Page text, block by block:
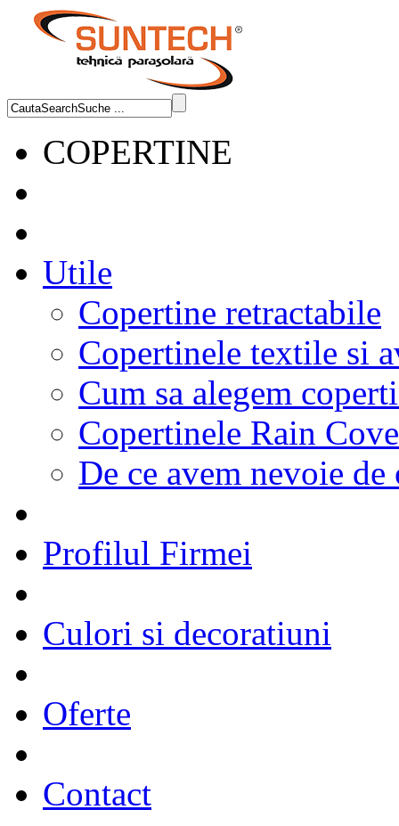
COPERTINE
Utile
Copertine retractabile
Copertinele textile si
Cum sa alegem
Copertinele Rain
De ce avem nevoie de
Profilul Firmei
Culori si decoratiuni
Oferte
Contact